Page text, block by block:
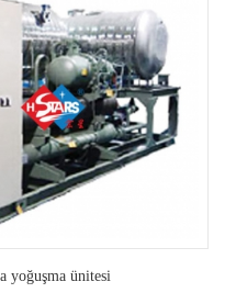
yoğuşma ünitesi